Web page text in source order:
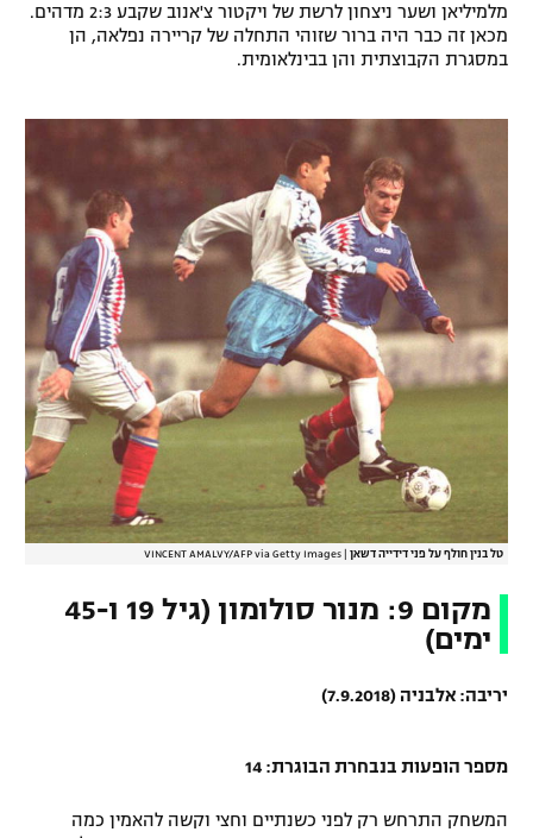
מלמיליאן ושער ניצחון לרשת של ויקטור צ'אנוב שקבע 2:3 מדהים.
מכאן זה כבר היה ברור שזוהי התחלה של קריירה נפלאה, הן
במסגרת הקבוצתית והן בבינלאומית.
טל בנין חולף על פני דידייה דשאן VINCENT AMALVY/AFP via Getty Images
מקום 9:
מנור סולומון (גיל 19 ו-45
ימים)
יריבה: אלבניה (7.9.2018)
מספר הופעות בנבחרת הבוגרת: 14
המשחק התרחש רק לפני כשנתיים וחצי וקשה להאמין כמה